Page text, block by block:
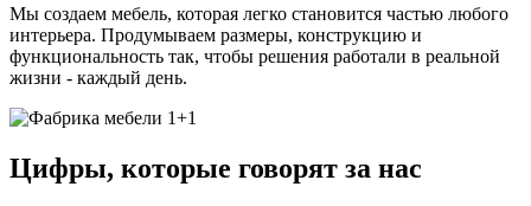
Мы создаем мебель, которая легко становится частью любого
интерьера. Продумываем размеры, конструкцию и
функциональность так, чтобы решения работали в реальной
жизни - каждый день.
Цифры, которые говорят за нас